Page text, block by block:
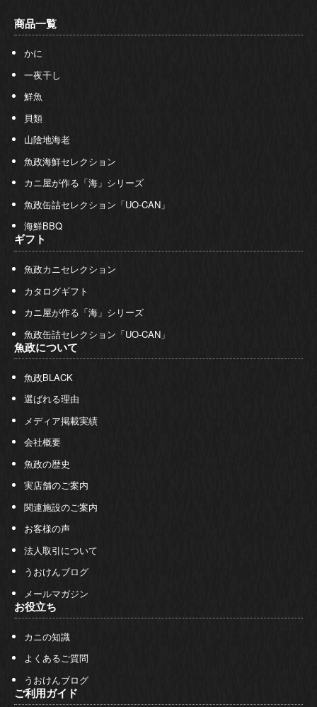
商品一覧
かに
一夜干し
鮮魚
貝類
山陰地海老
魚政海鮮セレクション
カニ屋が作る「海」シリーズ
魚政缶詰セレクション「UO-CAN」
海鮮BBQ
ギフト
魚政カニセレクション
カタログギフト
カニ屋が作る「海」シリーズ
魚政缶詰セレクション「UO-CAN」
魚政について
魚政BLACK
選ばれる理由
メディア掲載実績
会社概要
魚政の歴史
実店舗のご案内
関連施設のご案内
お客様の声
法人取引について
うおけんブログ
メールマガジン
お役立ち
カニの知識
よくあるご質問
うおけんブログ
ご利用ガイド